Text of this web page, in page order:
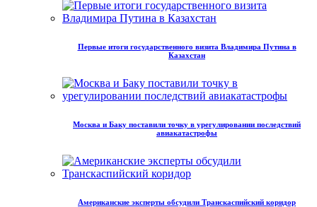
Первые итоги государственного визита Владимира Путина в
Казахстан
Москва и Баку поставили точку в урегулировании последствий
авиакатастрофы
Американские эксперты обсудили Транскаспийский коридор